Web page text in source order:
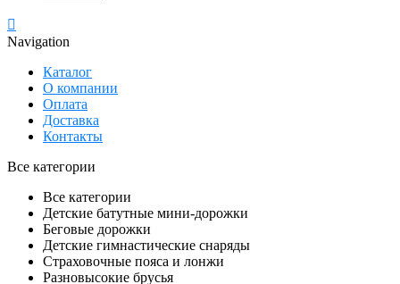
Navigation
Каталог
О компании
Оплата
Доставка
Контакты
Все категории
Все категории
Детские батутные мини-дорожки
Беговые дорожки
Детские гимнастические снаряды
Страховочные пояса и лонжи
Разновысокие брусья